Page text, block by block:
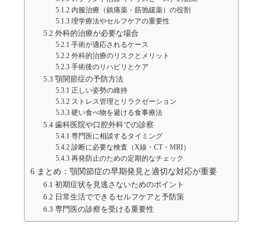
5.1.2内服治療（鎮痛薬・筋弛緩薬）の役割
5.1.3理学療法やセルフケアの重要性
5.2 外科的治療が必要な場合
5.2.1 手術が適応されるケース
5.2.2外科的治療のリスクとメリット
5.2.3手術後のリハビリとケア
5.3 顎関節症の予防方法
5.3.1 正しい姿勢の維持
5.3.2ストレス管理とリラクゼーション
5.3.3硬い食べ物を避ける食事療法
5.4 歯科医院や口腔外科での診察
5.4.1 専門医に相談するタイミング
5.4.2診断に必要な検査（X線・CT・MRI）
5.4.3再発防止のための定期的なチェック
6まとめ：顎関節症の早期発見と適切な対応が重要
6.1 初期症状を見逃さないためのポイント
6.2 日常生活でできるセルフケアと予防策
6.3 専門医の診察を受ける重要性